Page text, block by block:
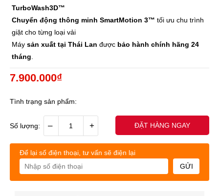
TurboWash3D™
Chuyển động thông minh SmartMotion 3™ tối ưu chu trình
giặt cho từng loại vải
Máy sản xuất tại Thái Lan được bảo hành chính hãng 24
tháng
7.900.000₫
Tình trạng sản phẩm:
Số lượng: – + ĐẶT HÀNG NGAY
Để lại số điện thoại, tư vấn sẽ điện lại
GỬI